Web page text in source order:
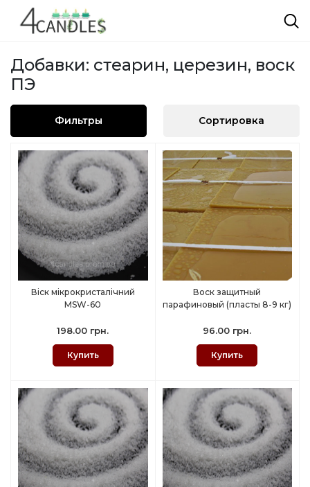
Добавки: стеарин, церезин, воск
ПЭ
Фильтры Сортировка
Віск мікрокристалічний
MSW-60
198.00 грн.
Купить
Воск защитный
парафиновый (пласты 8-9 кг)
96.00 грн.
Купить